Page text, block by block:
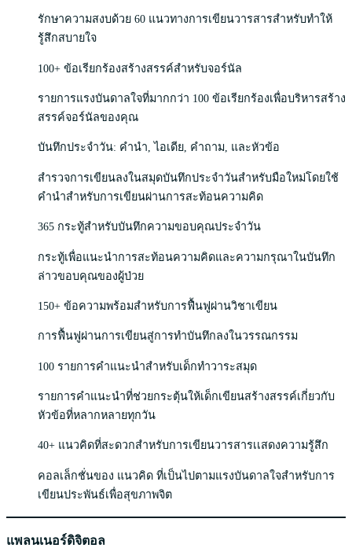
รักษาความสงบด้วย 60 แนวทางการเขียนวารสารสำหรับทำให้
รู้สึกสบายใจ
100+ ข้อเรียกร้องสร้างสรรค์สำหรับจอร์นัล
รายการแรงบันดาลใจที่มากกว่า 100 ข้อเรียกร้องเพื่อบริหารสร้าง
สรรค์จอร์นัลของคุณ
บันทึกประจำวัน: คำนำ, ไอเดีย, คำถาม, และหัวข้อ
สำรวจการเขียนลงในสมุดบันทึกประจำวันสำหรับมือใหม่โดยใช้
คำนำสำหรับการเขียนผ่านการสะท้อนความคิด
365 กระทู้สำหรับบันทึกความขอบคุณประจำวัน
กระทู้เพื่อแนะนำการสะท้อนความคิดและความกรุณาในบันทึก
ล่าวขอบคุณของผู้ป่วย
150+ ข้อความพร้อมสำหรับการฟื้นฟูผ่านวิชาเขียน
การฟื้นฟูผ่านการเขียนสู่การทำบันทึกลงในวรรณกรรม
100 รายการคำแนะนำสำหรับเด็กทำวาระสมุด
รายการคำแนะนำที่ช่วยกระตุ้นให้เด็กเขียนสร้างสรรค์เกี่ยวกับ
หัวข้อที่หลากหลายทุกวัน
40+ แนวคิดที่สะดวกสำหรับการเขียนวารสารเเสดงความรู้สึก
คอลเล็กชั่นของ แนวคิด ที่เป็นไปตามแรงบันดาลใจสำหรับการ
เขียนประพันธ์เพื่อสุขภาพจิต
แพลนเนอร์ดิจิตอล